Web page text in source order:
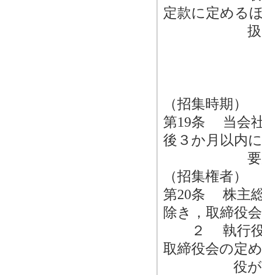
定款に定める
扱規則
（招集時期）
第19条 当会社
後３か月以内
要がある
（招集権者）
第20条 株主
除き，取締役
２ 執行役社
取締役会の定
役がこれ